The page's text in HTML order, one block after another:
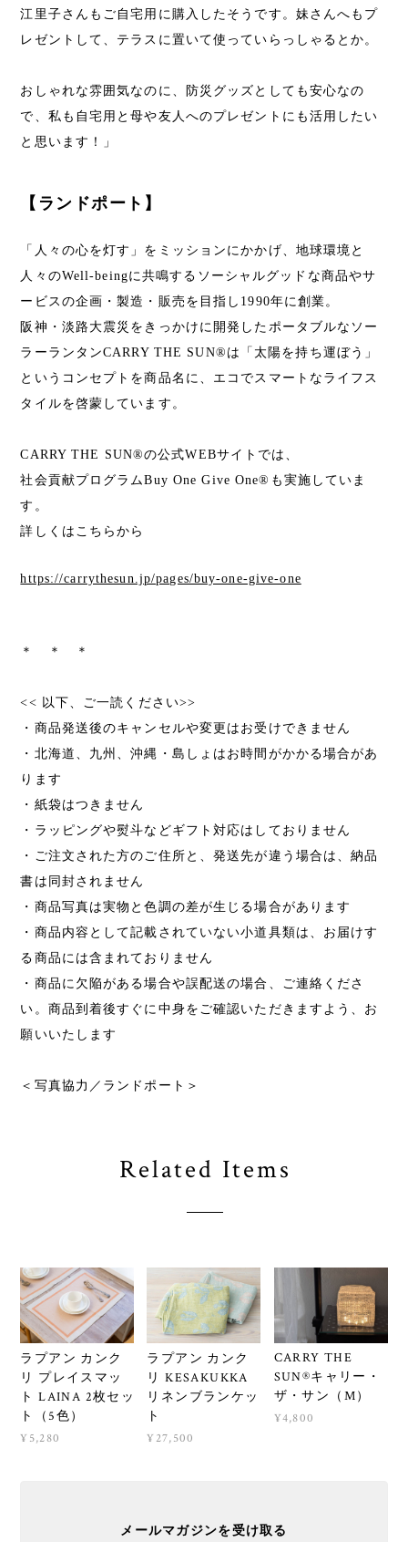
江里子さんもご自宅用に購入したそうです。妹さんへもプ
レゼントして、テラスに置いて使っていらっしゃるとか。
おしゃれな雰囲気なのに、防災グッズとしても安心なの
で、私も自宅用と母や友人へのプレゼントにも活用したい
と思います！」
【ランドポート】
「人々の心を灯す」をミッションにかかげ、地球環境と
人々のWell-beingに共鳴するソーシャルグッドな商品やサ
ービスの企画・製造・販売を目指し1990年に創業。
阪神・淡路大震災をきっかけに開発したポータブルなソー
ラーランタンCARRY THE SUN®は「太陽を持ち運ぼう」
というコンセプトを商品名に、エコでスマートなライフス
タイルを啓蒙しています。
CARRY THE SUN®の公式WEBサイトでは、
社会貢献プログラムBuy One Give One®も実施していま
す。
詳しくはこちらから
https://carrythesun.jp/pages/buy-one-give-one
＊ ＊ ＊
<< 以下、ご一読ください>>
・商品発送後のキャンセルや変更はお受けできません
・北海道、九州、沖縄・島しょはお時間がかかる場合があ
ります
・紙袋はつきません
・ラッピングや熨斗などギフト対応はしておりません
・ご注文された方のご住所と、発送先が違う場合は、納品
書は同封されません
・商品写真は実物と色調の差が生じる場合があります
・商品内容として記載されていない小道具類は、お届けす
る商品には含まれておりません
・商品に欠陥がある場合や誤配送の場合、ご連絡くださ
い。商品到着後すぐに中身をご確認いただきますよう、お
願いいたします
＜写真協力／ランドポート＞
Related Items
ラプアン カンク
リ プレイスマッ
ト LAINA 2枚セッ
ト（5色）
¥5,280
ラプアン カンク
リ KESAKUKKA
リネンブランケッ
ト
¥27,500
CARRY THE
SUN®キャリー・
ザ・サン（M）
¥4,800
メールマガジンを受け取る